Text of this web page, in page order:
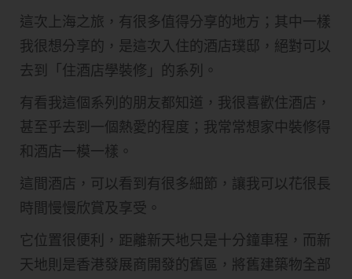
這次上海之旅，有很多值得分享的地方；其中一樣
我很想分享的，是這次入住的酒店璞邸，絕對可以
去到「住酒店學裝修」的系列。
有看我這個系列的朋友都知道，我很喜歡住酒店，
甚至乎去到一個熱愛的程度；我常常想家中裝修得
和酒店一模一樣。
這間酒店，可以看到有很多細節，讓我可以花很長
時間慢慢欣賞及享受。
它位置很便利，距離新天地只是十分鐘車程，而新
天地則是香港發展商開發的舊區，將舊建築物全部